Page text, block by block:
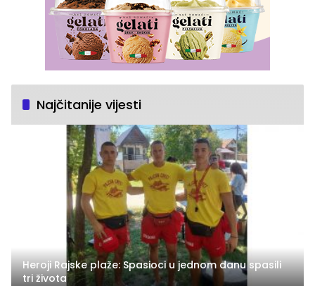
Najčitanije vijesti
Heroji Rajske plaže: Spasioci u jednom danu spasili
tri života